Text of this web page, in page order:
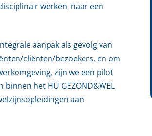
werken, naar een
aanpak als gevolg van
cliënten/bezoekers, en om
zijn we een pilot
het HU GEZOND&WEL
aan